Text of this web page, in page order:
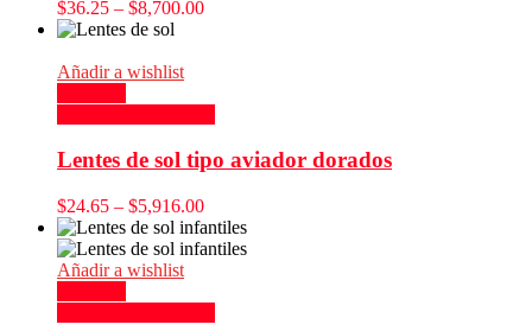
$36.25 – $8,700.00
Añadir a wishlist
Lentes de sol tipo aviador dorados
$24.65 – $5,916.00
Añadir a wishlist